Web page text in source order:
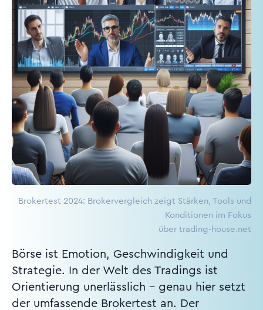
Brokertest 2024: Brokervergleich zeigt Stärken, Tools und
Konditionen im Fokus
über trading-house.net
Börse ist Emotion, Geschwindigkeit und
Strategie. In der Welt des Tradings ist
Orientierung unerlässlich – genau hier setzt
der umfassende Brokertest an. Der